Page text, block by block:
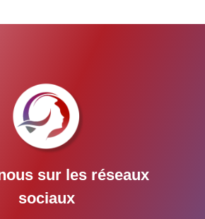
sur les réseaux
sociaux